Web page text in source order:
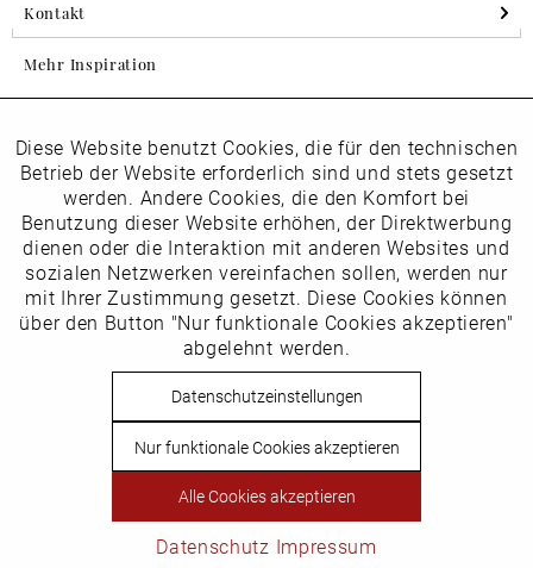
Kontakt
Mehr Inspiration
Folgen Sie uns auf Instagram
horsch_schuhe
Newsletter
Datenschutzbestimmungenhabe ich zur Kenntnis
vom Newsletter abmelden.
Vertrag widerrufen
Copyright © Schuhhaus Horsch. * Alle Preise inkl.
steuerbefreit.
Funktionale Aktiv
Marketing Inaktiv
Tracking Inaktiv
Inaktiv
Diese Website benutzt Cookies, die für den technischen
Betrieb der Website erforderlich sind und stets gesetzt
werden. Andere Cookies, die den Komfort bei
Benutzung dieser Website erhöhen, der Direktwerbung
dienen oder die Interaktion mit anderen Websites und
sozialen Netzwerken vereinfachen sollen, werden nur
mit Ihrer Zustimmung gesetzt. Diese Cookies können
über den Button "Nur funktionale Cookies akzeptieren"
abgelehnt werden.
Datenschutzeinstellungen
Nur funktionale Cookies akzeptieren
Alle Cookies akzeptieren
Datenschutz Impressum